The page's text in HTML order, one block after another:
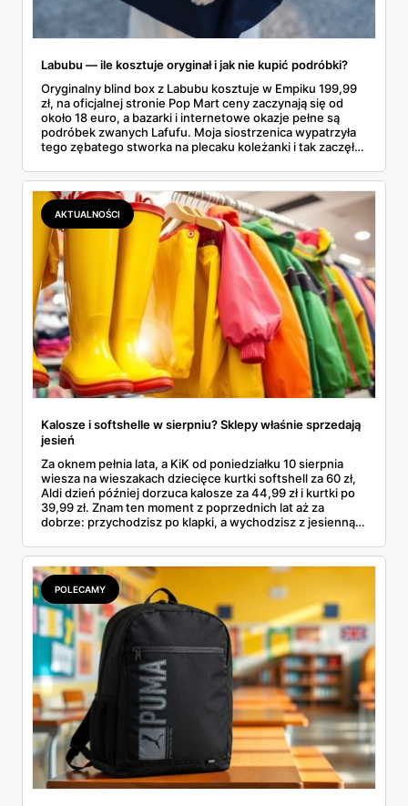
Labubu — ile kosztuje oryginał i jak nie kupić podróbki?
Oryginalny blind box z Labubu kosztuje w Empiku 199,99
zł, na oficjalnej stronie Pop Mart ceny zaczynają się od
około 18 euro, a bazarki i internetowe okazje pełne są
podróbek zwanych Lafufu. Moja siostrzenica wypatrzyła
tego zębatego stworka na plecaku koleżanki i tak zaczęło
kosztuje i po czym poznać, że sprzedawca nie wciska nam
podróbki. Spisałam wszystko, czego się dowiedziałam —
łącznie z jedną wpadką, o której za chwilę.
AKTUALNOŚCI
Kalosze i softshelle w sierpniu? Sklepy właśnie sprzedają
jesień
Za oknem pełnia lata, a KiK od poniedziałku 10 sierpnia
wiesza na wieszakach dziecięce kurtki softshell za 60 zł,
Aldi dzień później dorzuca kalosze za 44,99 zł i kurtki po
39,99 zł. Znam ten moment z poprzednich lat aż za
dobrze: przychodzisz po klapki, a wychodzisz z jesienną
pojawi się w gazetkach w przyszłym tygodniu i czy jest
sens kupować jesień, zanim skończą się wakacje.
POLECAMY